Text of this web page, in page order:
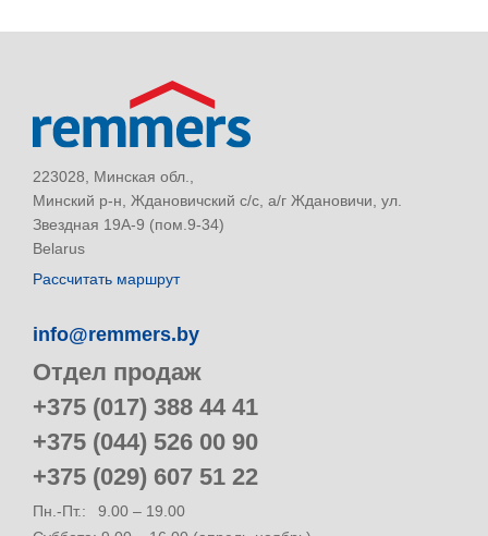
223028, Минская обл.,
Минский р-н, Ждановичский с/с, а/г Ждановичи, ул.
Звездная 19А-9 (пом.9-34)
Belarus
Рассчитать маршрут
info@remmers.by
Отдел продаж
+375 (017) 388 44 41
+375 (044) 526 00 90
+375 (029) 607 51 22
Пн.-Пт.:
9.00 – 19.00